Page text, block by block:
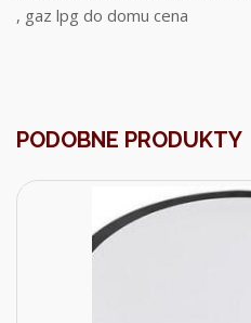
, gaz lpg do domu cena
PODOBNE PRODUKTY